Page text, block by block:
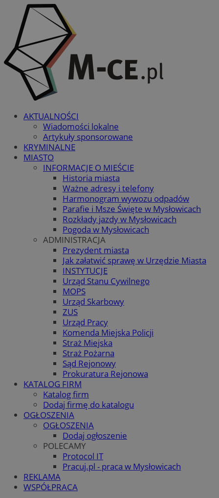
AKTUALNOŚCI
Wiadomości lokalne
Artykuły sponsorowane
KRYMINALNE
MIASTO
INFORMACJE O MIEŚCIE
Historia miasta
Ważne adresy i telefony
Harmonogram wywozu odpadów
Parafie i Msze Święte w Mysłowicach
Rozkłady jazdy w Mysłowicach
Pogoda w Mysłowicach
ADMINISTRACJA
Prezydent miasta
Jak załatwić sprawę w Urzędzie Miasta
INSTYTUCJE
Urząd Stanu Cywilnego
MOPS
Urząd Skarbowy
ZUS
Urząd Pracy
Komenda Miejska Policji
Straż Miejska
Straż Pożarna
Sąd Rejonowy
Prokuratura Rejonowa
KATALOG FIRM
Katalog firm
Dodaj firmę do katalogu
OGŁOSZENIA
OGŁOSZENIA
Dodaj ogłoszenie
POLECAMY
Protocol IT
Pracuj.pl - praca w Mysłowicach
REKLAMA
WSPÓŁPRACA